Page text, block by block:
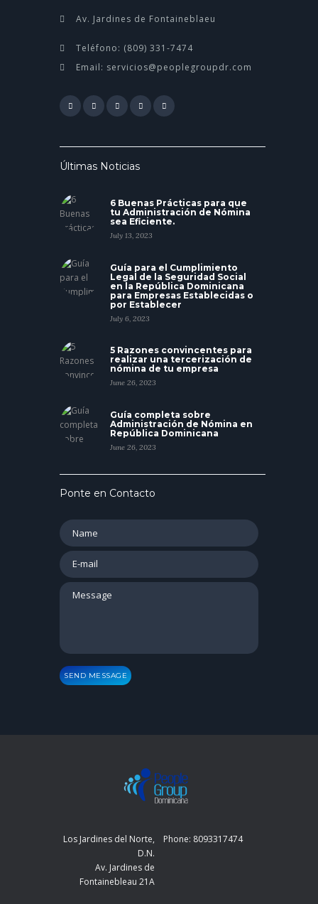
Av. Jardines de Fontaineblaeu
Teléfono: (809) 331-7474
Email: servicios@peoplegroupdr.com
Últimas Noticias
6 Buenas Prácticas para que
tu Administración de Nómina
sea Eficiente.
July 13, 2023
Guía para el Cumplimiento
Legal de la Seguridad Social
en la República Dominicana
para Empresas Establecidas o
por Establecer
July 6, 2023
5 Razones convincentes para
realizar una tercerización de
nómina de tu empresa
June 26, 2023
Guía completa sobre
Administración de Nómina en
República Dominicana
June 26, 2023
Ponte en Contacto
SEND MESSAGE
Phone: 8093317474
Los Jardines del Norte,
D.N.
Av. Jardines de
Fontainebleau 21A